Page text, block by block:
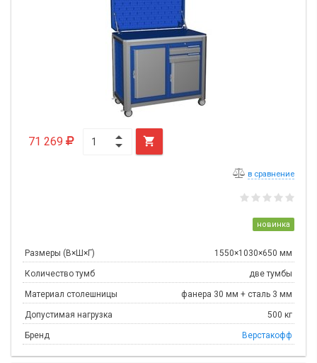
71 269 
в сравнение
новинка
Размеры (В×Ш×Г) 1550×1030×650 мм
Количество тумб две тумбы
Материал столешницы фанера 30 мм + сталь 3 мм
Допустимая нагрузка 500 кг
Бренд Верстакофф